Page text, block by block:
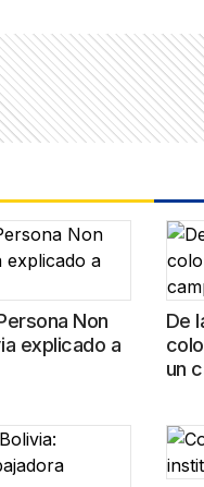
Non
explicado a
De
un